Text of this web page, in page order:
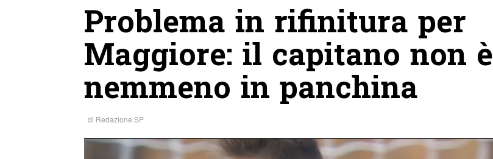
Problema in rifinitura per
Maggiore: il capitano non è
nemmeno in panchina
di Redazione SP